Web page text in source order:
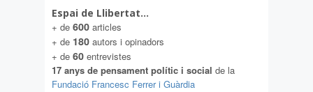
Espai de Llibertat…
+ de 600 articles
+ de 180 autors i opinadors
+ de 60 entrevistes
17 anys de pensament polític i social de la
Fundació Francesc Ferrer i Guàrdia